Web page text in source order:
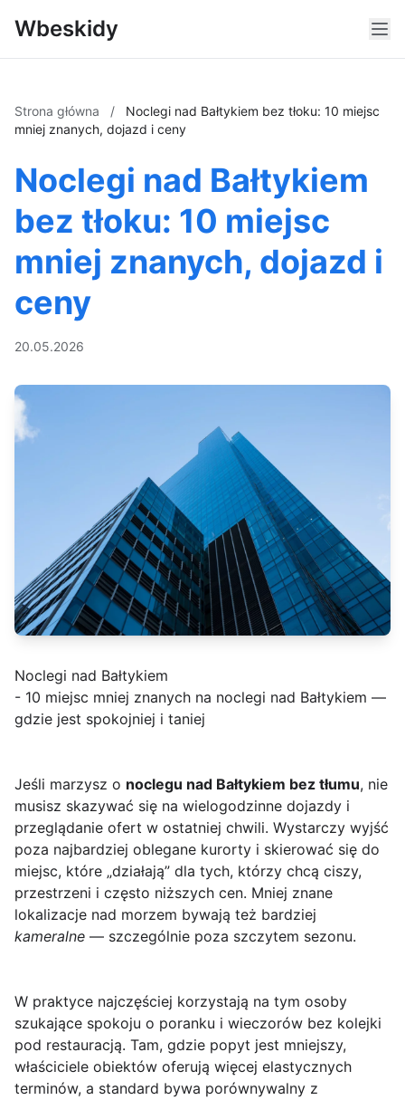
Wbeskidy
Strona główna /
Noclegi nad Bałtykiem bez tłoku: 10 miejsc
mniej znanych, dojazd i ceny
Noclegi nad Bałtykiem
bez tłoku: 10 miejsc
mniej znanych, dojazd i
ceny
20.05.2026
Noclegi nad Bałtykiem
- 10 miejsc mniej znanych na noclegi nad Bałtykiem —
gdzie jest spokojniej i taniej
Jeśli marzysz o noclegu nad Bałtykiem bez tłumu, nie
musisz skazywać się na wielogodzinne dojazdy i
przeglądanie ofert w ostatniej chwili. Wystarczy wyjść
poza najbardziej oblegane kurorty i skierować się do
miejsc, które „działają” dla tych, którzy chcą ciszy,
przestrzeni i często niższych cen. Mniej znane
lokalizacje nad morzem bywają też bardziej
kameralne — szczególnie poza szczytem sezonu.
W praktyce najczęściej korzystają na tym osoby
szukające spokoju o poranku i wieczorów bez kolejki
pod restauracją. Tam, gdzie popyt jest mniejszy,
właściciele obiektów oferują więcej elastycznych
terminów, a standard bywa porównywalny z